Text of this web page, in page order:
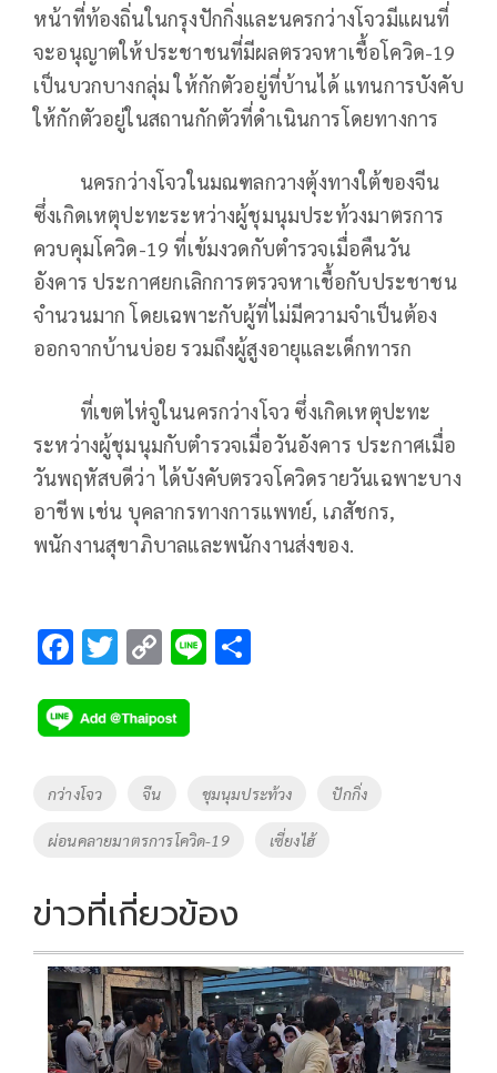
หน้าที่ท้องถิ่นในกรุงปักกิ่งและนครกว่างโจวมีแผนที่
จะอนุญาตให้ประชาชนที่มีผลตรวจหาเชื้อโควิด-19
เป็นบวกบางกลุ่ม ให้กักตัวอยู่ที่บ้านได้ แทนการบังคับ
ให้กักตัวอยู่ในสถานกักตัวที่ดำเนินการโดยทางการ
นครกว่างโจวในมณฑลกวางตุ้งทางใต้ของจีน
ซึ่งเกิดเหตุปะทะระหว่างผู้ชุมนุมประท้วงมาตรการ
ควบคุมโควิด-19 ที่เข้มงวดกับตำรวจเมื่อคืนวัน
อังคาร ประกาศยกเลิกการตรวจหาเชื้อกับประชาชน
จำนวนมาก โดยเฉพาะกับผู้ที่ไม่มีความจำเป็นต้อง
ออกจากบ้านบ่อย รวมถึงผู้สูงอายุและเด็กทารก
ที่เขตไห่จูในนครกว่างโจว ซึ่งเกิดเหตุปะทะ
ระหว่างผู้ชุมนุมกับตำรวจเมื่อวันอังคาร ประกาศเมื่อ
วันพฤหัสบดีว่า ได้บังคับตรวจโควิดรายวันเฉพาะบาง
อาชีพ เช่น บุคลากรทางการแพทย์, เภสัชกร,
พนักงานสุขาภิบาลและพนักงานส่งของ.
F
e
b
o
k
T
tt
er
C
p
y
n
k
Li
Tags
กว่างโจว จีน ชุมนุมประท้วง ปักกิ่ง
ผ่อนคลายมาตรการโควิด-19 เซี่ยงไฮ้
ข่าวที่เกี่ยวข้อง